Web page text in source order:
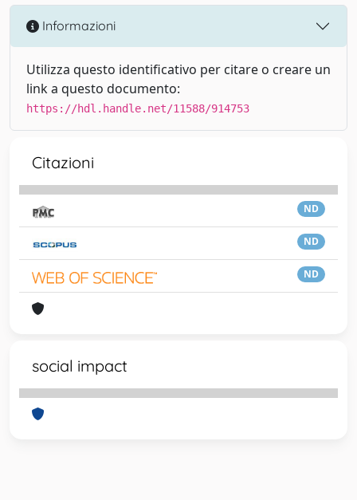
Informazioni
Utilizza questo identificativo per citare o creare un
link a questo documento:
https://hdl.handle.net/11588/914753
Citazioni
ND
ND
ND
social impact